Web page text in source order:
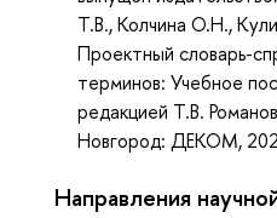
Т.В., Колчина О.Н.,
Проектный словарь-
терминов: Учебное
редакцией Т.В.
Новгород: ДЕКОМ,
Направления